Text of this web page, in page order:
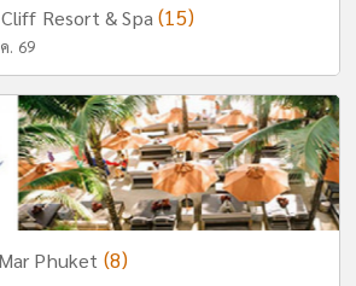
Resort & Spa(15)
. 69
Phuket (8)